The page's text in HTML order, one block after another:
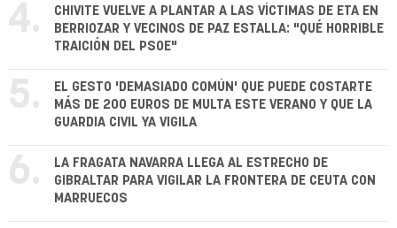
4.
CHIVITE VUELVE A PLANTAR A LAS VÍCTIMAS DE ETA EN
BERRIOZAR Y VECINOS DE PAZ ESTALLA: "QUÉ HORRIBLE
TRAICIÓN DEL PSOE"
5.
EL GESTO 'DEMASIADO COMÚN' QUE PUEDE COSTARTE
MÁS DE 200 EUROS DE MULTA ESTE VERANO Y QUE LA
GUARDIA CIVIL YA VIGILA
6.
LA FRAGATA NAVARRA LLEGA AL ESTRECHO DE
GIBRALTAR PARA VIGILAR LA FRONTERA DE CEUTA CON
MARRUECOS